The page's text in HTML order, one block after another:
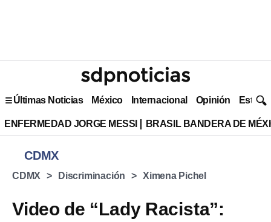
Últimas Noticias México Internacional Opinión Estilo
ENFERMEDAD JORGE MESSI BRASIL BANDERA DE
CDMX
CDMX Discriminación Ximena Pichel
Video de “Lady Racista”: